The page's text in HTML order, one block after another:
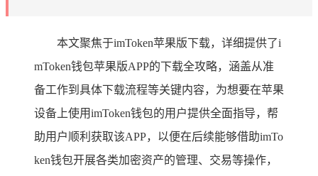
本文聚焦于imToken苹果版下载，详细提供了i
mToken钱包苹果版APP的下载全攻略，涵盖从准
备工作到具体下载流程等关键内容，为想要在苹果
设备上使用imToken钱包的用户提供全面指导，帮
助用户顺利获取该APP，以便在后续能够借助imTo
ken钱包开展各类加密资产的管理、交易等操作，